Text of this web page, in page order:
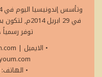
في 29 ابريل
توفر رسمياً
• الايميل |
• الهاتف: 3764-1100-